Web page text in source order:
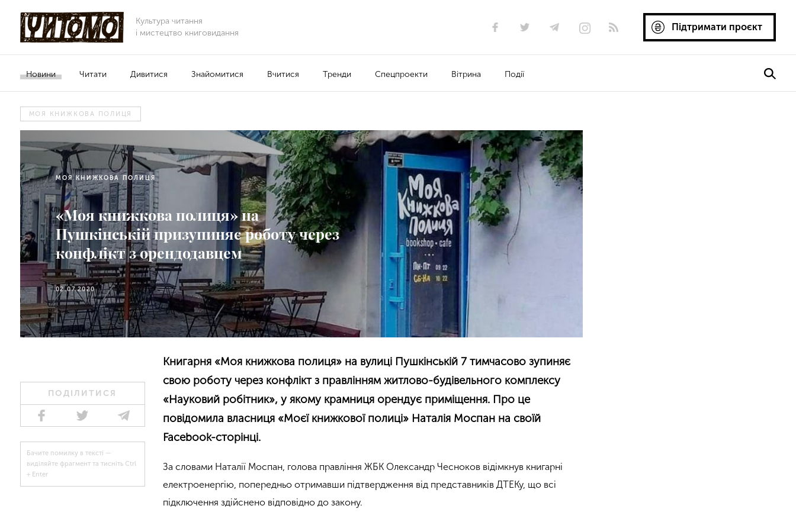
Культура читання
і мистецтво книговидання
Підтримати проєкт
Новини Читати Дивитися Знайомитися Вчитися Тренди Спецпроекти Вітрина Події
МОЯ КНИЖКОВА ПОЛИЦЯ
МОЯ КНИЖКОВА ПОЛИЦЯ
«Моя книжкова полиця» на
Пушкінській призупиняє роботу через
конфлікт з орендодавцем
02.07.2020
ПОДІЛИТИСЯ
Бачите помилку в тексті —
виділяйте фрагмент та тисніть Ctrl
+ Enter
Книгарня «Моя книжкова полиця» на вулиці Пушкінській 7 тимчасово зупиняє
свою роботу через конфлікт з правлінням житлово-будівельного комплексу
«Науковий робітник», у якому крамниця орендує приміщення. Про це
повідомила власниця «Моєї книжкової полиці» Наталія Моспан на своїй
Facebook-сторінці.
За словами Наталії Моспан, голова правління ЖБК Олександр Чесноков відімкнув книгарні
електроенергію, попередньо отримавши підтвердження від представників ДТЕКу, що всі
підключення здійснено відповідно до закону.